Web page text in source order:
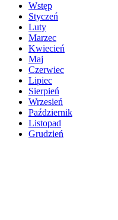
Wstęp
Styczeń
Luty
Marzec
Kwiecień
Maj
Czerwiec
Lipiec
Sierpień
Wrzesień
Październik
Listopad
Grudzień